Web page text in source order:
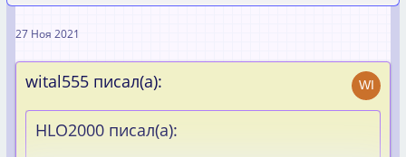
27 Ноя 2021
wital555 писал(а):
HLO2000 писал(а):